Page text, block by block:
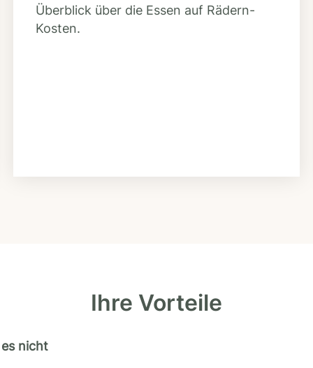
Überblick über die Essen auf Rädern-
Kosten.
Ihre Vorteile
nicht